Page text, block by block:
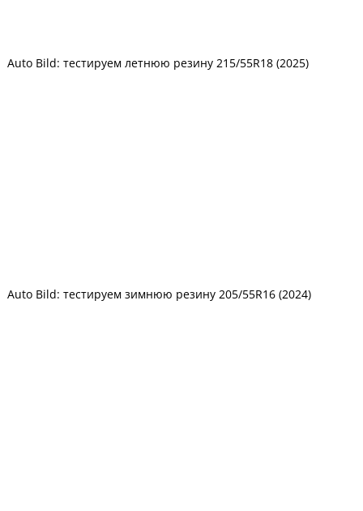
Auto Bild: тестируем летнюю резину 215/55R18 (2025)
Auto Bild: тестируем зимнюю резину 205/55R16 (2024)